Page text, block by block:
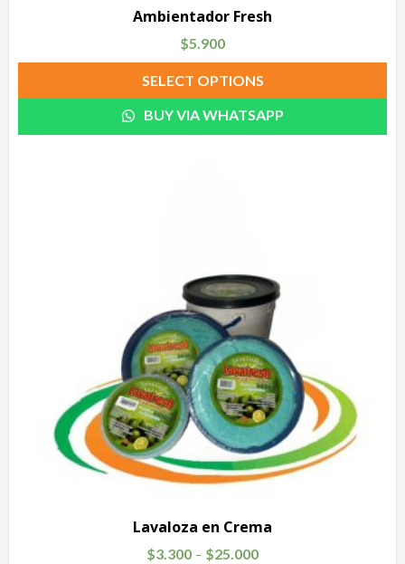
Ambientador Fresh
$5.900
SELECT OPTIONS
BUY VIA WHATSAPP
Lavaloza en Crema
$3.300 – $25.000